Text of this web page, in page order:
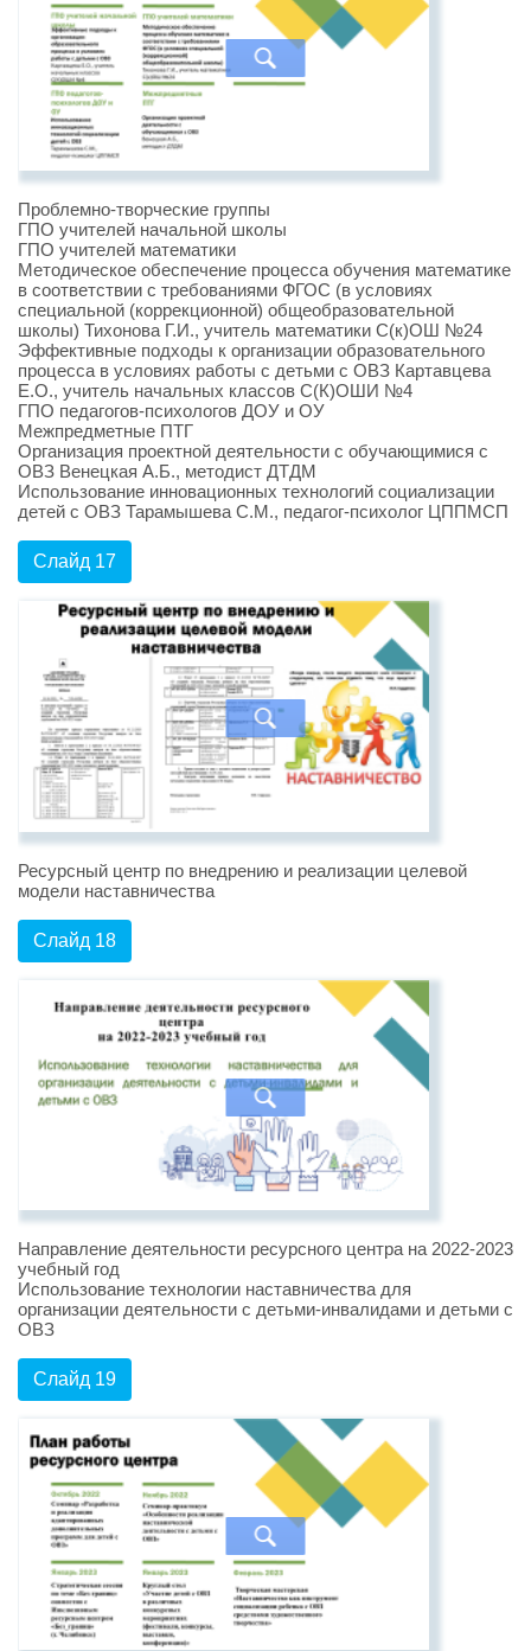
Проблемно-творческие группы
ГПО учителей начальной школы
ГПО учителей математики
Методическое обеспечение процесса обучения математике
в соответствии с требованиями ФГОС (в условиях
специальной (коррекционной) общеобразовательной
школы) Тихонова Г.И., учитель математики С(к)ОШ №24
Эффективные подходы к организации образовательного
процесса в условиях работы с детьми с ОВЗ Картавцева
Е.О., учитель начальных классов С(К)ОШИ №4
ГПО педагогов-психологов ДОУ и ОУ
Межпредметные ПТГ
Организация проектной деятельности с обучающимися с
ОВЗ Венецкая А.Б., методист ДТДМ
Использование инновационных технологий социализации
детей с ОВЗ Тарамышева С.М., педагог-психолог ЦППМСП
Слайд 17
Ресурсный центр по внедрению и реализации целевой
модели наставничества
Слайд 18
Направление деятельности ресурсного центра на 2022-2023
учебный год
Использование технологии наставничества для
организации деятельности с детьми-инвалидами и детьми с
ОВЗ
Слайд 19